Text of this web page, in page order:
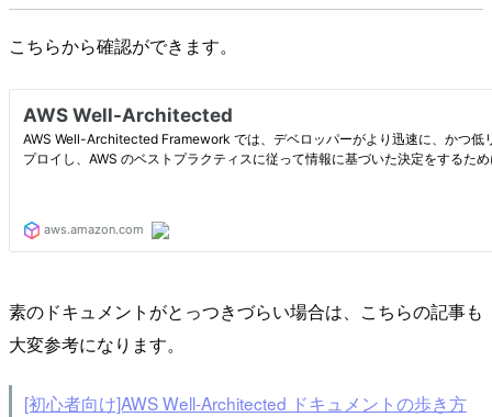
こちらから確認ができます。
素のドキュメントがとっつきづらい場合は、こちらの記事も
大変参考になります。
[初心者向け]AWS Well-Architected ドキュメントの歩き方